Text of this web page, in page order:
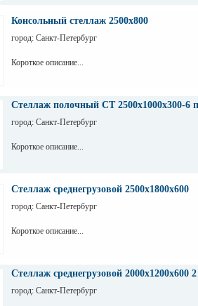
Консольный стеллаж 2500х800
город: Санкт-Петербург
Короткое описание...
Стеллаж полочный СТ 2500х1000х300-6
город: Санкт-Петербург
Короткое описание...
Стеллаж среднегрузовой 2500х1800х600
город: Санкт-Петербург
Короткое описание...
Стеллаж среднегрузовой 2000х1200х600
город: Санкт-Петербург